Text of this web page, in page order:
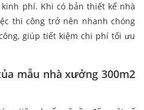
phí. Khi có bản thiết kế nhà
thi công trở nên nhanh chóng
giúp tiết kiệm chi phí tối ưu
mẫu nhà xưởng 300m2